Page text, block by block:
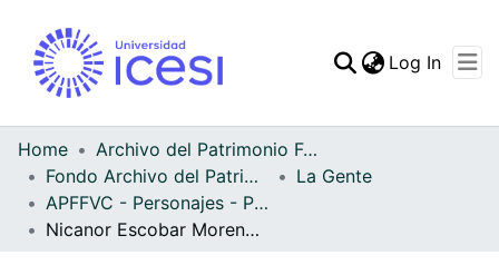
Statistics
Log In
Home
Archivo del Patrimonio Fotográfico y Fílmico del Valle del Cauca
Fondo Archivo del Patrimonio Fotográfico y Fílmico del Valle del Cauca
La Gente
APFFVC - Personajes - Patrimonial
Nicanor Escobar Moreno, padre del Dr